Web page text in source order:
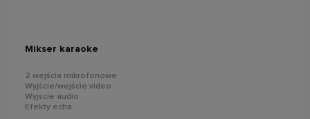
Mikser karaoke
2 wejścia mikrofonowe
Wyjście/wejście video
Wyjscie audio
Efekty echa